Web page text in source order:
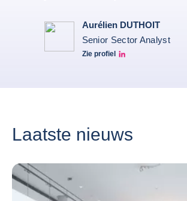
Aurélien DUTHOIT
Senior Sector Analyst
Zie profiel
Aurélien Duthoit Linkedin profile
Laatste nieuws